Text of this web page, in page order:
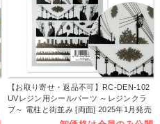
【お取り寄せ・返品不可】RC-DEN-102
UVレジン用シールパーツ ～レジンクラ
ブ～ 電柱と街並み [両面] 2025年1月発売